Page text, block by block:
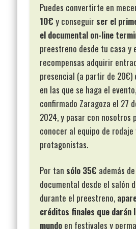
Puedes convertirte en
10€ y conseguir ser el
el documental on-line
preestreno desde tu casa y
recompensas adquirir
presencial (a partir de 20€)
en las que se haga el
confirmado Zaragoza el 27
2024, y pasar con nosotros
conocer al equipo de rodaje
protagonistas.
Por tan sólo 35€ además
documental desde el salón
durante el preestreno,
créditos finales que darán
mundo en festivales y